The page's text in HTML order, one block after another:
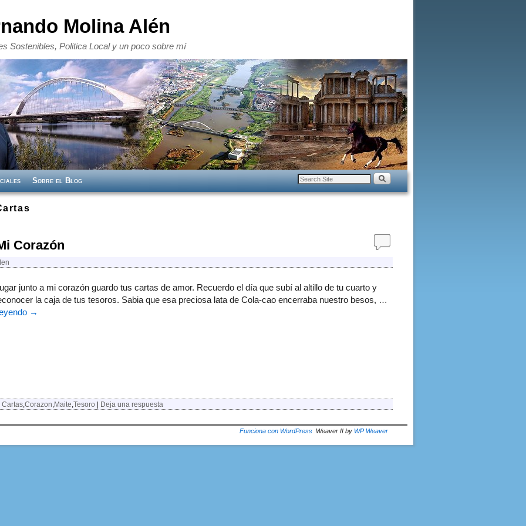
Molina Alén
Sostenibles, Politica Local y un poco sobre mí
Sobre el Blog
Corazón
junto a mi corazón guardo tus cartas de amor. Recuerdo el día que subí al altillo de tu cuarto y
la caja de tus tesoros. Sabia que esa preciosa lata de Cola-cao encerraba nuestro besos, …
→
Cartas Corazon Maite Tesoro | Deja una respuesta
Funciona con WordPress Weaver II by WP Weaver